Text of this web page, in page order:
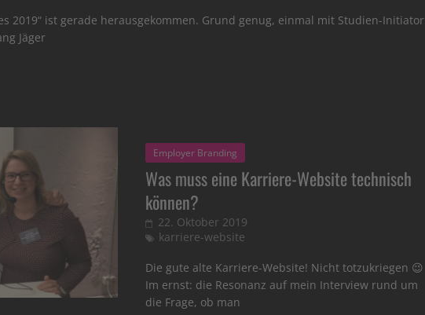
2019“ ist gerade herausgekommen. Grund genug, einmal mit Studien-Initiator
Jäger
Employer Branding
Was muss eine Karriere-Website technisch
können?
22. Oktober 2019
karriere-website
Die gute alte Karriere-Website! Nicht totzukriegen 😉
Im ernst: die Resonanz auf mein Interview rund um
die Frage, ob man